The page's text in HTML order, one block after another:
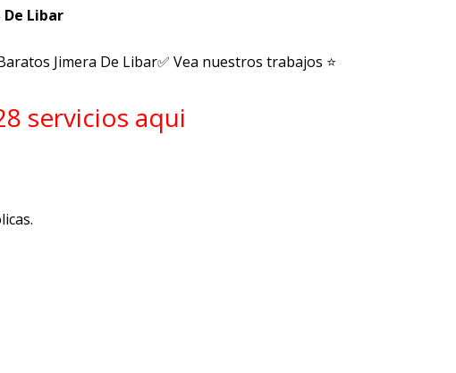
De Libar
Jimera De Libar✅ Vea nuestros trabajos ⭐
servicios aqui